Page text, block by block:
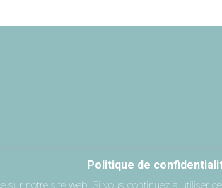
Politique de
notre site web. Si vous continuez à utiliser